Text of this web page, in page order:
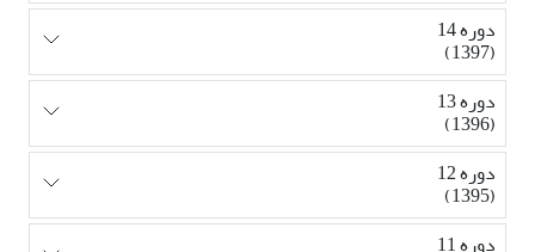
دوره 14
(1397)
دوره 13
(1396)
دوره 12
(1395)
دوره 11